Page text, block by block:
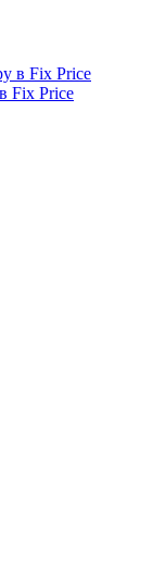
Fix Price